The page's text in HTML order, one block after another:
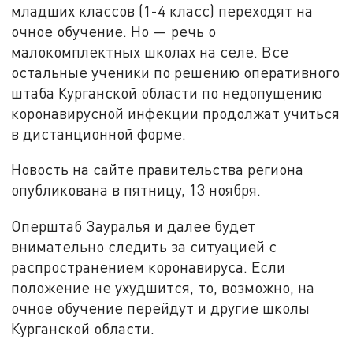
младших классов (1-4 класс) переходят на
очное обучение. Но — речь о
малокомплектных школах на селе. Все
остальные ученики по решению оперативного
штаба Курганской области по недопущению
коронавирусной инфекции продолжат учиться
в дистанционной форме.
Новость на сайте правительства региона
опубликована в пятницу, 13 ноября.
Оперштаб Зауралья и далее будет
внимательно следить за ситуацией с
распространением коронавируса. Если
положение не ухудшится, то, возможно, на
очное обучение перейдут и другие школы
Курганской области.